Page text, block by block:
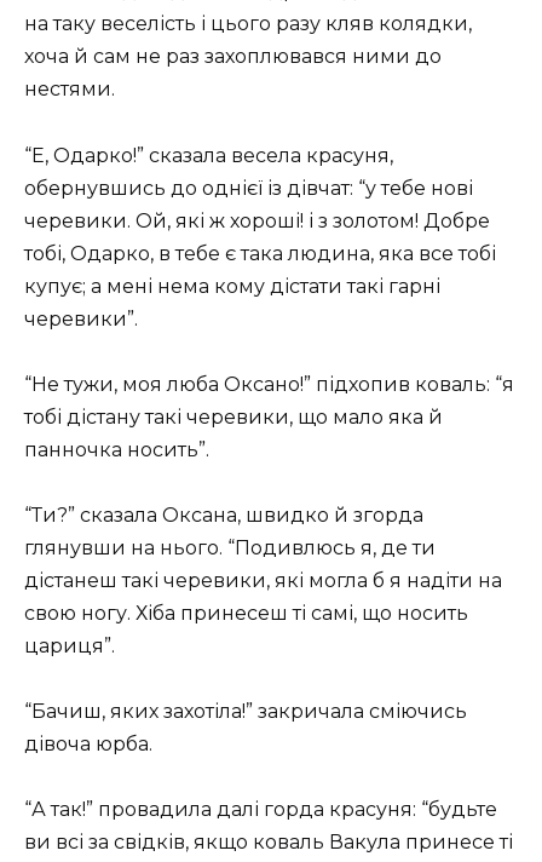
на таку веселість і цього разу кляв колядки,
хоча й сам не раз захоплювався ними до
нестями.
“Е, Одарко!” сказала весела красуня,
обернувшись до однієї із дівчат: “у тебе нові
черевики. Ой, які ж хороші! і з золотом! Добре
тобі, Одарко, в тебе є така людина, яка все тобі
купує; а мені нема кому дістати такі гарні
черевики”.
“Не тужи, моя люба Оксано!” підхопив коваль: “я
тобі дістану такі черевики, що мало яка й
панночка носить”.
“Ти?” сказала Оксана, швидко й згорда
глянувши на нього. “Подивлюсь я, де ти
дістанеш такі черевики, які могла б я надіти на
свою ногу. Хіба принесеш ті самі, що носить
цариця”.
“Бачиш, яких захотіла!” закричала сміючись
дівоча юрба.
“А так!” провадила далі горда красуня: “будьте
ви всі за свідків, якщо коваль Вакула принесе ті